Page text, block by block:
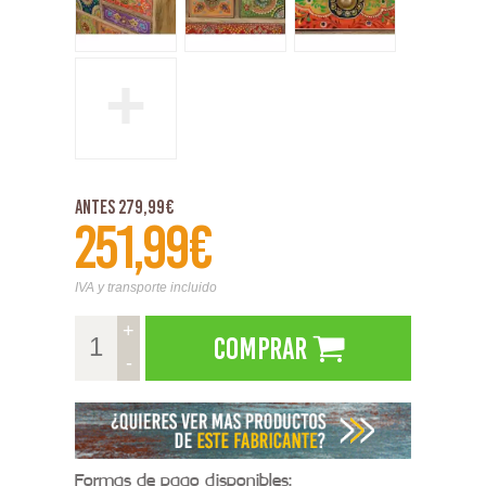
Antes 279,99€
251,99€
IVA y transporte incluido
+
-
Comprar